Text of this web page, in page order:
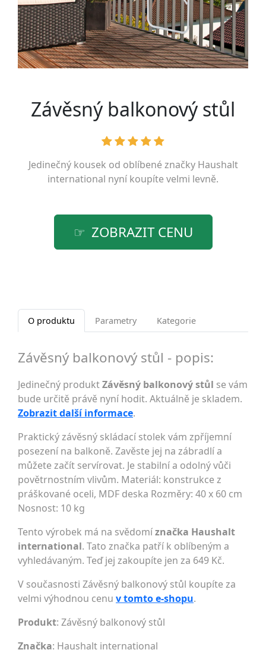
Závěsný balkonový stůl
Jedinečný kousek od oblíbené značky Haushalt
international nyní koupíte velmi levně.
ZOBRAZIT CENU
O produktu Parametry Kategorie
Závěsný balkonový stůl - popis:
Jedinečný produktZávěsný balkonový stůl se vám
bude určitě právě nyní hodit. Aktuálně je skladem.
Zobrazit další informace.
Praktický závěsný skládací stolek vám zpříjemní
posezení na balkoně. Zavěste jej na zábradlí a
můžete začít servírovat. Je stabilní a odolný vůči
povětrnostním vlivům. Materiál: konstrukce z
práškované oceli, MDF deska Rozměry: 40 x 60 cm
Nosnost: 10 kg
Tento výrobek má na svědomíznačka Haushalt
international. Tato značka patří k oblíbeným a
vyhledávaným. Teď jej zakoupíte jen za 649 Kč.
V současnosti Závěsný balkonový stůl koupíte za
velmi výhodnou cenu v tomto e-shopu.
Produkt: Závěsný balkonový stůl
Značka: Haushalt international